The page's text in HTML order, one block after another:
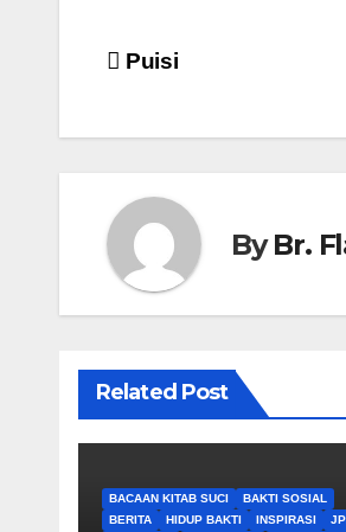
Puisi
ByBr.
Related Post
BACAAN KITAB SUCI
BAKTI SOSIAL
BERITA
HIDUP BAKTI INSPIRASI